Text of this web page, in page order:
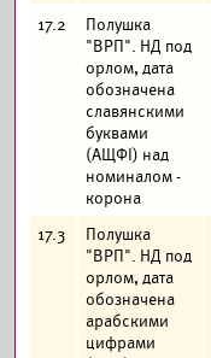
17.2
Полушка
"ВРП". НД под
орлом, дата
обозначена
славянскими
буквами
(АЩФI) над
номиналом -
корона
17.3
Полушка
"ВРП". НД под
орлом, дата
обозначена
арабскими
цифрами